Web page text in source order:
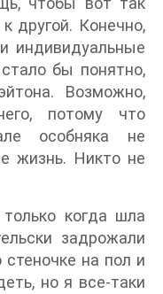
другой. Конечно,
индивидуальные
бы понятно,
Возможно,
потому что
особняка не
жизнь. Никто не
когда шла
задрожали
стеночке на пол и
но я все-таки